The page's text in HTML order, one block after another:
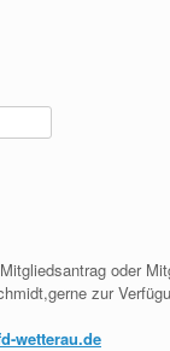
oder
zur
wetterau.de